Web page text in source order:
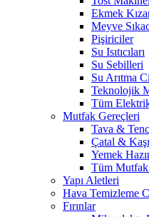
Ekmek
Meyve
Pişiriciler
Su Isıtıcıları
Su Sebilleri
Su Arıtma
Teknolojik
Tüm
Mutfak Gereçleri
Tava &
Çatal &
Yemek
Tüm
Yapı Aletleri
Hava Temizleme
Fırınlar